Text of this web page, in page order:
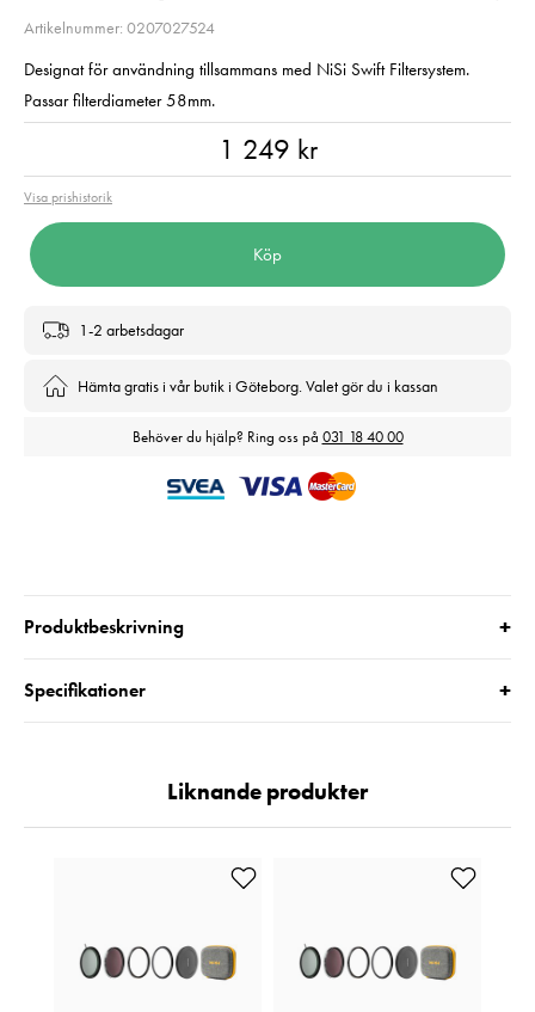
Artikelnummer: 0207027524
Designat för användning tillsammans med NiSi Swift Filtersystem.
Passar filterdiameter 58mm.
1 249 kr
Visa prishistorik
Köp
1-2 arbetsdagar
Hämta gratis i vår butik i Göteborg. Valet gör du i kassan
Behöver du hjälp? Ring oss på 031 18 40 00
Produktbeskrivning +
Specifikationer +
Liknande produkter